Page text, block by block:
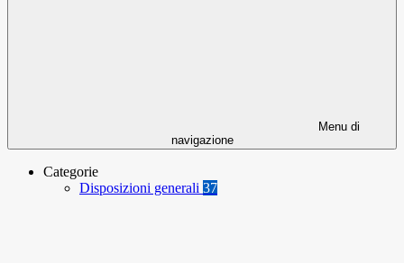
Menu di
navigazione
Categorie
Disposizioni generali 37